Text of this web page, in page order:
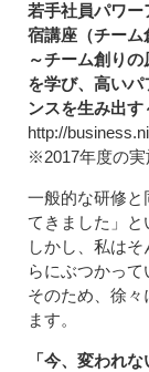
若手社員パワー
宿講座（チーム
～チーム創りの
を学び、高いパ
ンスを生み出す
http://
※2017年度の実
一般的な研修
てきました」と
しかし、私は
らにぶつかって
そのため、徐々
ます。
「今、変われ